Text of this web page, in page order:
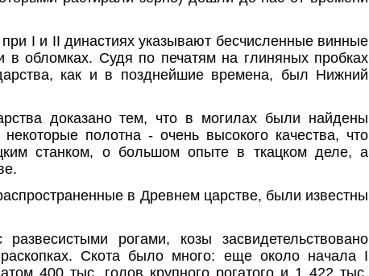
I и II династиях указывают бесчисленные винные
обломках. Судя по печатям на глиняных пробках
как и в позднейшие времена, был Нижний
доказано тем, что в могилах были найдены
полотна - очень высокого качества, что
станком, о большом опыте в ткацком деле, а
в Древнем царстве, были известны
рогами, козы засвидетельствовано
Скота было много: еще около начала I
400 тыс. голов крупного рогатого и 1 422 тыс.